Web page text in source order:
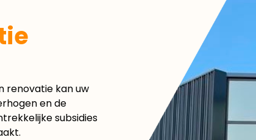
renovatie kan uw
en de
subsidies